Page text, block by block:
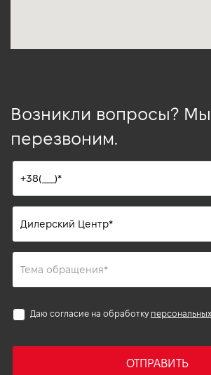
Возникли вопросы?
перезвоним.
Даю согласие на обработку
ОТПРАВИТЬ